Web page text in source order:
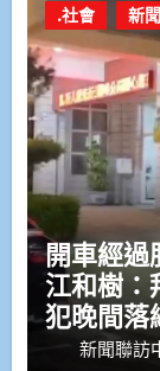
.社會 新
開車經過
江和樹
犯晚間落
新聞聯訪